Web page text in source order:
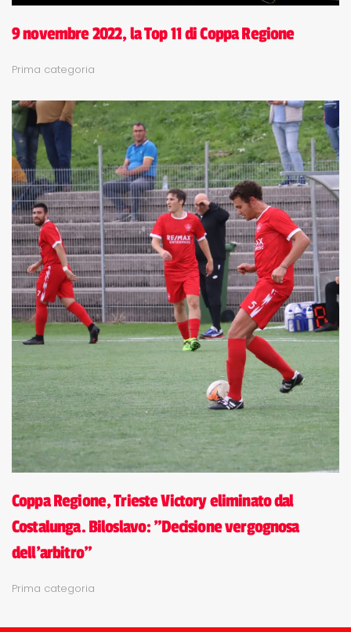
9 novembre 2022, la Top 11 di Coppa Regione
Prima categoria
Coppa Regione, Trieste Victory eliminato dal
Costalunga. Biloslavo: "Decisione vergognosa
dell'arbitro"
Prima categoria